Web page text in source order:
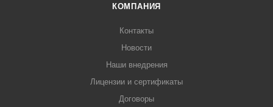
КОМПАНИЯ
Контакты
Новости
Наши внедрения
Лицензии и сертификаты
Договоры